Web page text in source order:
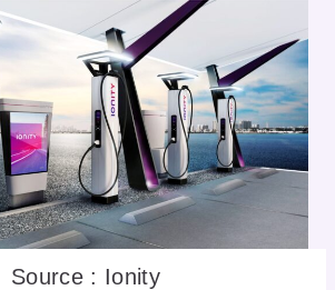
Source : Ionity